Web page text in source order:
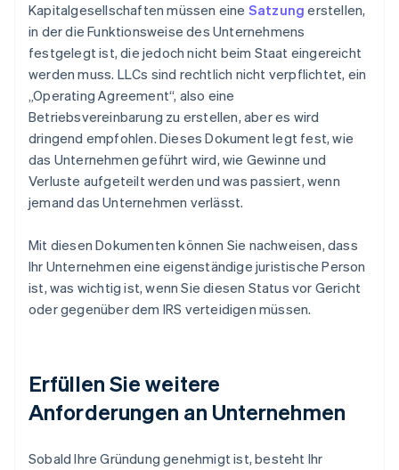
Kapitalgesellschaften müssen eine Satzung erstellen,
in der die Funktionsweise des Unternehmens
festgelegt ist, die jedoch nicht beim Staat eingereicht
werden muss. LLCs sind rechtlich nicht verpflichtet, ein
„Operating Agreement“, also eine
Betriebsvereinbarung zu erstellen, aber es wird
dringend empfohlen. Dieses Dokument legt fest, wie
das Unternehmen geführt wird, wie Gewinne und
Verluste aufgeteilt werden und was passiert, wenn
jemand das Unternehmen verlässt.
Mit diesen Dokumenten können Sie nachweisen, dass
Ihr Unternehmen eine eigenständige juristische Person
ist, was wichtig ist, wenn Sie diesen Status vor Gericht
oder gegenüber dem IRS verteidigen müssen.
Erfüllen Sie weitere
Anforderungen an Unternehmen
Sobald Ihre Gründung genehmigt ist, besteht Ihr